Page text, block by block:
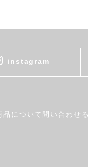
instagram
品について問い合わせる